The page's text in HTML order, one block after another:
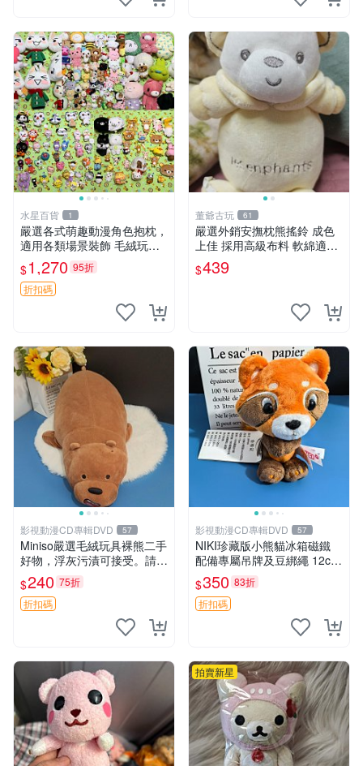
水星百貨 1
嚴選各式萌趣動漫角色抱枕，
適用各類場景裝飾 毛絨玩
具、卡通抱枕、趣味玩偶
$1,270 95折
折扣碼
董爺古玩 61
嚴選外銷安撫枕熊搖鈴 成色
上佳 採用高級布料 軟綿適合
收藏 安心選購 安撫枕 熊玩具
搖鈴
$439
影視動漫CD專輯DVD 57
Miniso嚴選毛絨玩具裸熊二手
好物，浮灰污漬可接受。請詳
閱照片再下單，售出不退不
換。全新品相收藏推薦。 裸
熊 毛絨玩具 收藏
$240 75折
折扣碼
影視動漫CD專輯DVD 57
NIKI珍藏版小熊貓冰箱磁鐵
配備專屬吊牌及豆綁繩 12cm
廢品嚴選 好評推薦 小熊貓冰
箱貼 磁鐵掛件 冰箱飾品
$350 83折
折扣碼
拍賣新星